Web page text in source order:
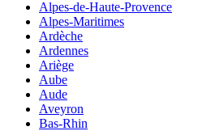
Alpes-de-Haute-Provence
Alpes-Maritimes
Ardèche
Ardennes
Ariège
Aube
Aude
Aveyron
Bas-Rhin